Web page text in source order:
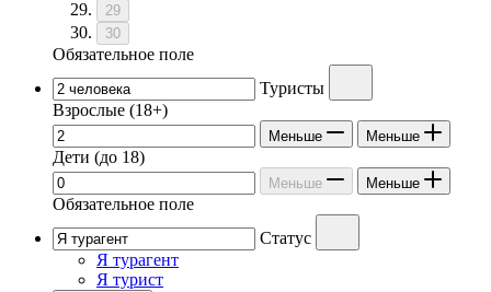
29
30
Обязательное поле
Туристы
Взрослые (18+)
Меньше Меньше
Дети (до 18)
Меньше Меньше
Обязательное поле
Статус
Я турагент
Я турист